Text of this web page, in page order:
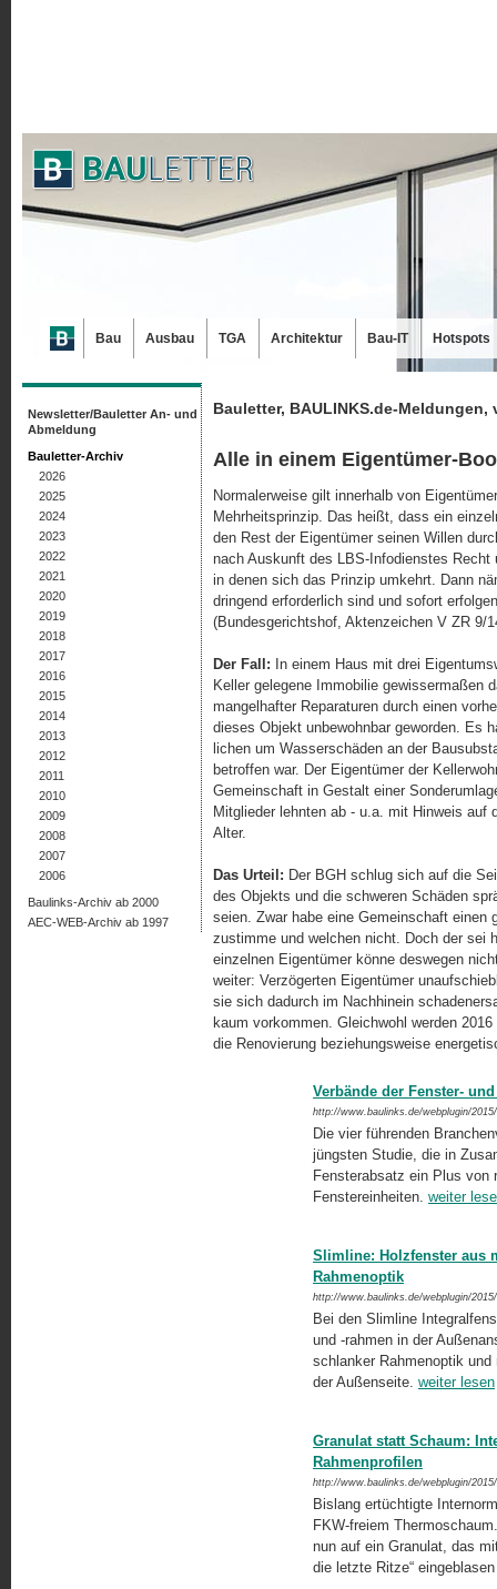
Bauletter, BAULINKS.de-Meldungen,
Alle in einem Eigentümer-
Normalerweise gilt innerhalb von
Mehrheitsprinzip. Das heißt, dass ein
den Rest der Eigentümer seinen Willen
nach Auskunft des LBS-Infodienstes Recht
in denen sich das Prinzip umkehrt. Dann
dringend erfor­der­lich sind und sofort
(Bundesgerichtshof, Akten­zeichen V ZR 9/
Der Fall: In einem Haus mit drei
Keller gelegene Immobilie gewissermaßen
mangelhafter Reparaturen durch einen
dieses Objekt unbewohnbar geworden. Es
lichen um Wasserschäden an der
betroffen war. Der Eigentümer der
Gemeinschaft in Gestalt einer
Mitglieder lehnten ab - u.a. mit Hinweis
Alter.
Das Urteil: Der BGH schlug sich auf die
des Objekts und die schweren Schäden
seien. Zwar habe eine Gemeinschaft einen
zustimme und welchen nicht. Doch der sei
einzelnen Eigentümer könne deswegen
weiter: Ver­zö­gerten Eigen­tü­mer
sie sich dadurch im Nachhinein
kaum vorkommen. Gleichwohl werden
die Renovierung beziehungsweise
Verbände der Fenster-
http://www.baulinks.de/webplugin/
Die vier führenden
jüngsten Studie, die in
Fensterabsatz ein Plus von
Fenstereinheiten. weiter
Slimline: Holzfenster aus
Rahmenoptik
http://www.baulinks.de/webplugin/
Bei den Slimline
und -rahmen in der
schlanker Rahmenoptik
der Außenseite. weiter lesen
Granulat statt Schaum:
Rahmenprofilen
http://www.baulinks.de/webplugin/
Bislang ertüchtigte
FKW-freiem
nun auf ein Granulat, das
die letzte Ritze“
Newsletter/Bauletter An- und
Abmeldung
Bauletter-Archiv
2026
2025
2024
2023
2022
2021
2020
2019
2018
2017
2016
2015
2014
2013
2012
2011
2010
2009
2008
2007
2006
Baulinks-Archiv ab 2000
AEC-WEB-Archiv ab 1997
Bau Ausbau TGA Architektur Bau-IT Hotspots